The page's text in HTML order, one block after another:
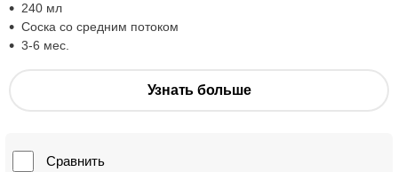
240 мл
Соска со средним потоком
3-6 мес.
Узнать больше
Сравнить